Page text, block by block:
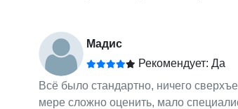
Мадис
Рекомендует: Да
Всё было стандартно, ничего
мере сложно оценить, мало